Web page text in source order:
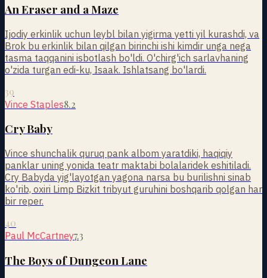
An Eraser and a Maze
Ijodiy erkinlik uchun leybl bilan yigirma yetti yil kurashdi, va
Brok bu erkinlik bilan qilgan birinchi ishi kimdir unga nega
tasma taqqanini isbotlash bo'ldi. O'chirg'ich sarlavhaning
o'zida turgan edi-ku, Isaak. Ishlatsang bo'lardi.
39
Vince Staples8.2
Cry Baby
Vince shunchalik quruq pank albom yaratdiki, haqiqiy
panklar uning yonida teatr maktabi bolalaridek eshitiladi.
Cry Babyda yig'layotgan yagona narsa bu burilishni sinab
ko'rib, oxiri Limp Bizkit tribyut guruhini boshqarib qolgan har
bir reper.
40
Paul McCartney7.3
The Boys of Dungeon Lane